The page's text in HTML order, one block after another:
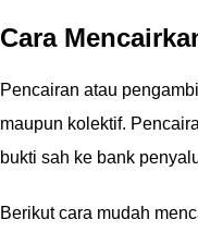
Cara
Pencairan atau
maupun kolektif.
bukti sah ke bank
Berikut cara mudah